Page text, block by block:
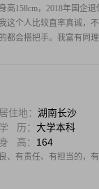
高158cm，2018年国企
这个人比较直率真诚，
都会搭把手。我富有同
居住地： 湖南长沙
学 历： 大学本科
身 高： 164
、有责任、有担当的，